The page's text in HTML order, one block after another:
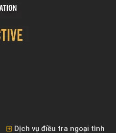
Dịch vụ điều tra ngoại tình